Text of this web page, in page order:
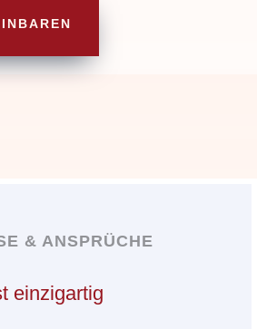
& ANSPRÜCHE
einzigartig